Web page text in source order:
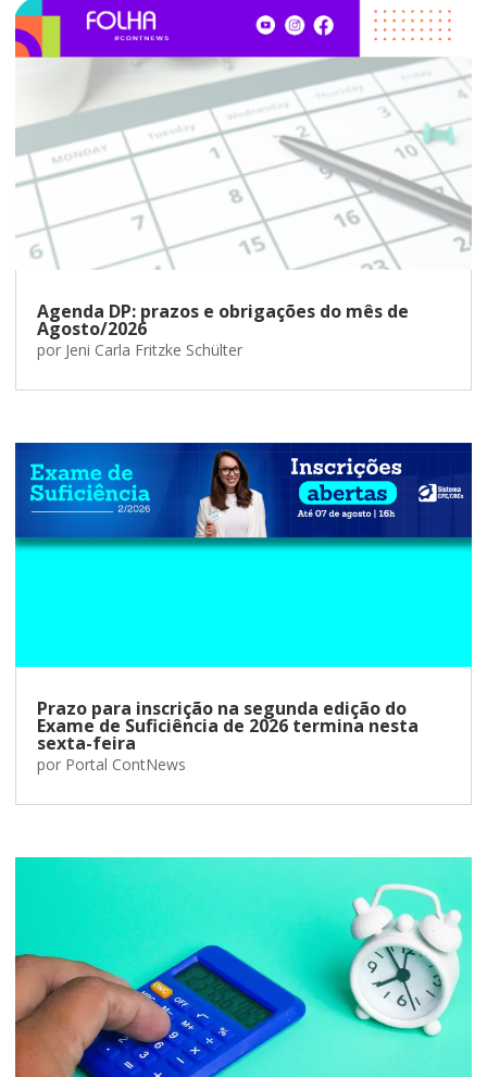
Agenda DP: prazos e obrigações do mês de
Agosto/2026
por Jeni Carla Fritzke Schülter
Prazo para inscrição na segunda edição do
Exame de Suficiência de 2026 termina nesta
sexta-feira
por Portal ContNews